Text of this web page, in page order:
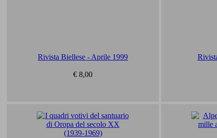
Rivista Biellese - Aprile 1999
€ 8,00